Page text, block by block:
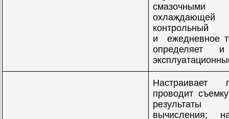
охлаждающей
и ежедневное
определяет
Настраивает
проводит
результаты
вычисления;